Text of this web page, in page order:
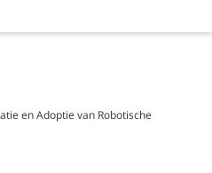
en Adoptie van Robotische